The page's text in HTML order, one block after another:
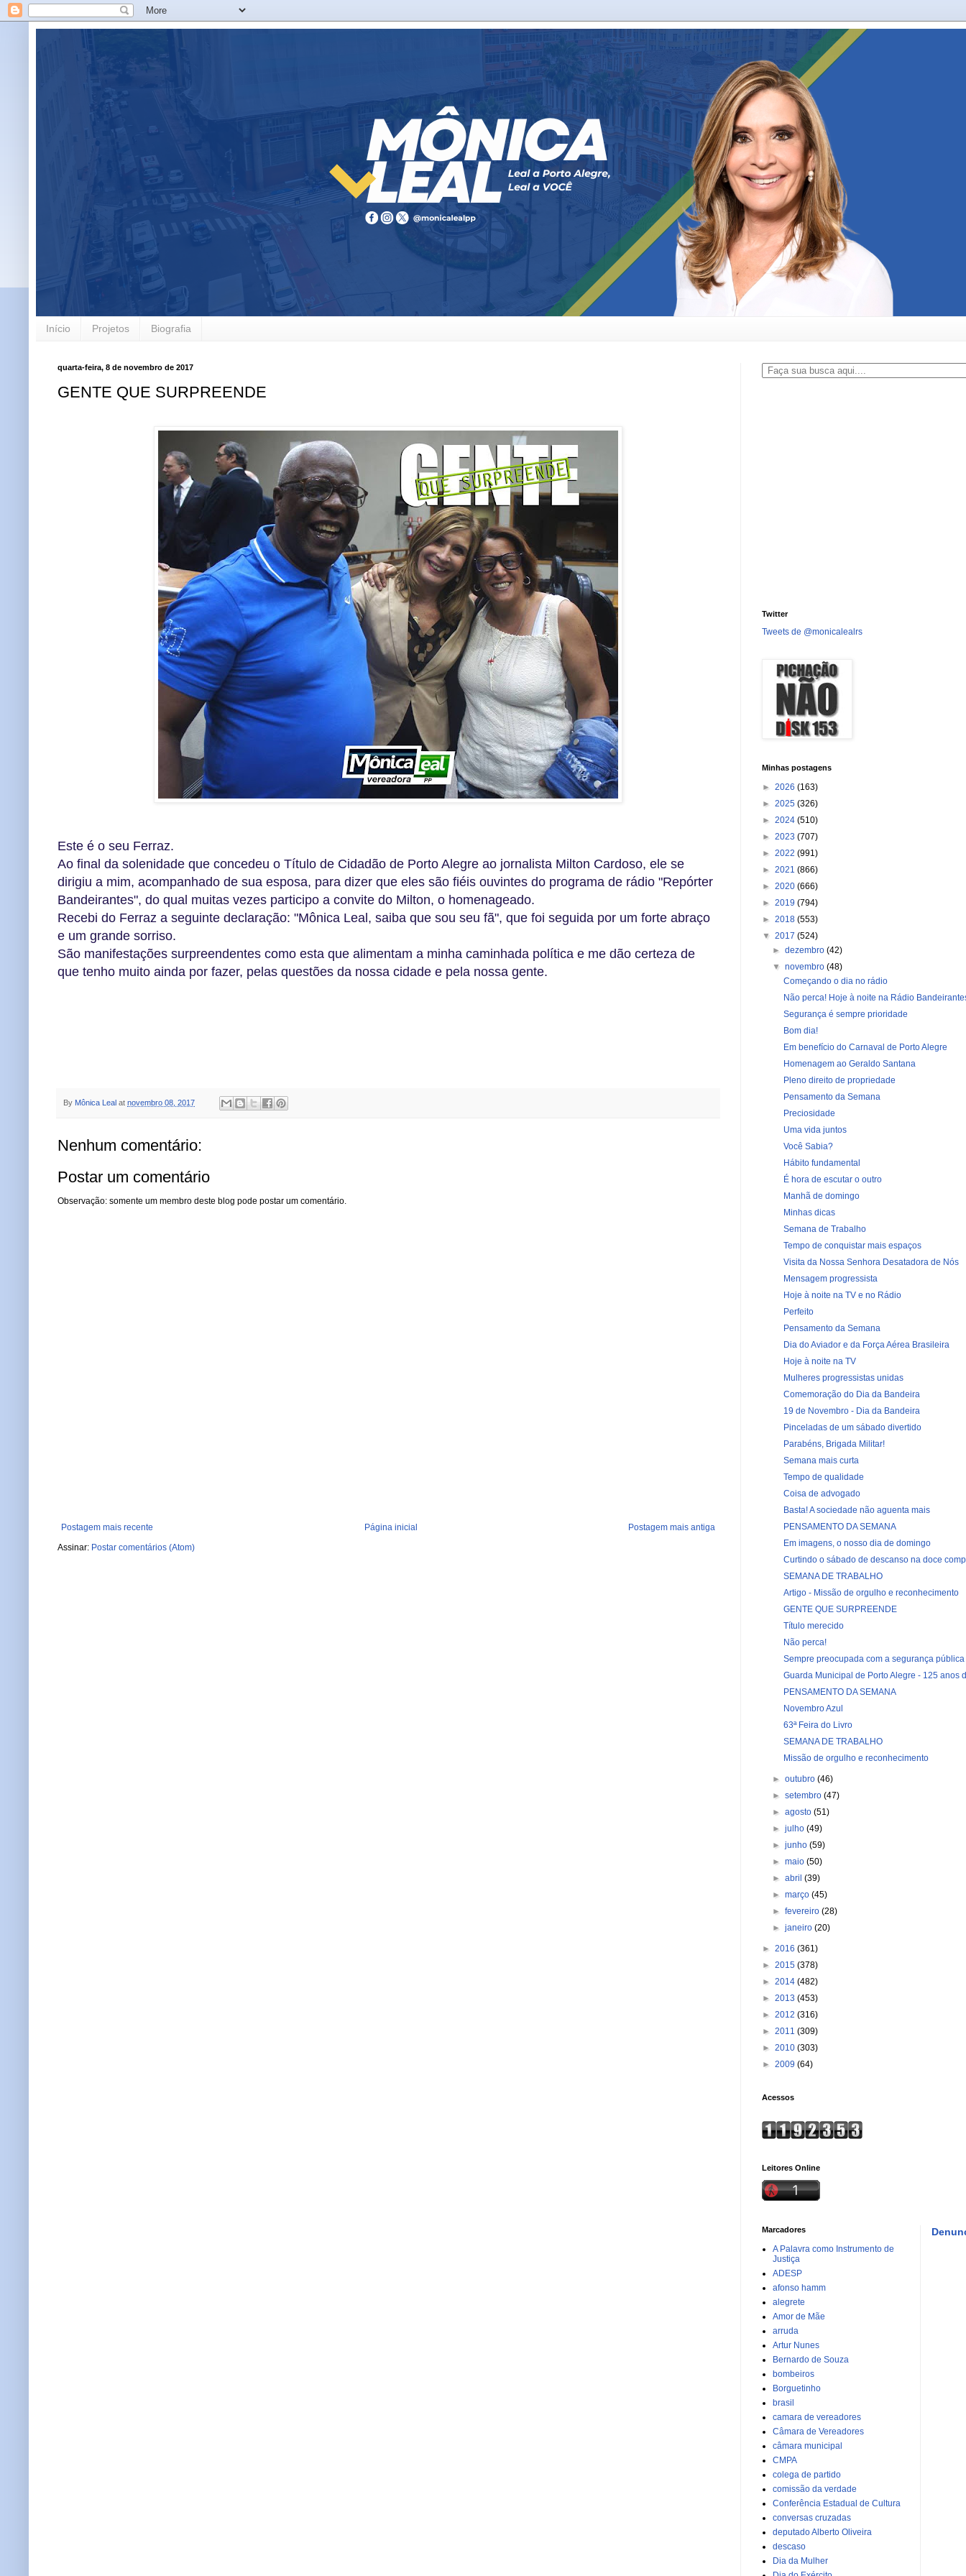
Início Projetos Biografia
quarta-feira, 8 de novembro de 2017
GENTE QUE SURPREENDE
Este é o seu Ferraz.
Ao final da solenidade que concedeu o Título de Cidadão de Porto Alegre ao jornalista Milton Cardoso, ele se
dirigiu a mim, acompanhado de sua esposa, para dizer que eles são fiéis ouvintes do programa de rádio "Repórter
Bandeirantes", do qual muitas vezes participo a convite do Milton, o homenageado.
Recebi do Ferraz a seguinte declaração: "Mônica Leal, saiba que sou seu fã", que foi seguida por um forte abraço
e um grande sorriso.
São manifestações surpreendentes como esta que alimentam a minha caminhada política e me dão certeza de
que tenho muito ainda por fazer, pelas questões da nossa cidade e pela nossa gente.
By Mônica Leal at novembro 08, 2017
Nenhum comentário:
Postar um comentário
Observação: somente um membro deste blog pode postar um comentário.
Postagem mais recente Postagem mais antiga
Página inicial
Assinar: Postar comentários (Atom)
Twitter
Tweets de @monicalealrs
Minhas postagens
► 2026 (163)
► 2025 (326)
► 2024 (510)
► 2023 (707)
► 2022 (991)
► 2021 (866)
► 2020 (666)
► 2019 (794)
► 2018 (553)
▼ 2017 (524)
►dezembro(42)
▼novembro(48)
Começando o dia no rádio
Não perca! Hoje à noite na Rádio
Segurança é sempre prioridade
Bom dia!
Em benefício do Carnaval de Porto Alegre
Homenagem ao Geraldo Santana
Pleno direito de propriedade
Pensamento da Semana
Preciosidade
Uma vida juntos
Você Sabia?
Hábito fundamental
É hora de escutar o outro
Manhã de domingo
Minhas dicas
Semana de Trabalho
Tempo de conquistar mais espaços
Visita da Nossa Senhora Desatadora de Nós
Mensagem progressista
Hoje à noite na TV e no Rádio
Perfeito
Pensamento da Semana
Dia do Aviador e da Força Aérea Brasileira
Hoje à noite na TV
Mulheres progressistas unidas
Comemoração do Dia da Bandeira
19 de Novembro - Dia da Bandeira
Pinceladas de um sábado divertido
Parabéns, Brigada Militar!
Semana mais curta
Tempo de qualidade
Coisa de advogado
Basta! A sociedade não aguenta mais
PENSAMENTO DA SEMANA
Em imagens, o nosso dia de domingo
Curtindo o sábado de descanso na doce
SEMANA DE TRABALHO
Artigo - Missão de orgulho e reconhecimento
GENTE QUE SURPREENDE
Título merecido
Não perca!
Sempre preocupada com a segurança pública
Guarda Municipal de Porto Alegre - 125 anos
PENSAMENTO DA SEMANA
Novembro Azul
63ª Feira do Livro
SEMANA DE TRABALHO
Missão de orgulho e reconhecimento
►outubro(46)
►setembro(47)
►agosto(51)
►julho(49)
►junho(59)
►maio(50)
►abril(39)
►março(45)
►fevereiro(28)
►janeiro(20)
► 2016 (361)
► 2015 (378)
► 2014 (482)
► 2013 (453)
► 2012 (316)
► 2011 (309)
► 2010 (303)
► 2009 (64)
Acessos
Leitores Online
Marcadores
A Palavra como Instrumento de
Justiça
ADESP
afonso hamm
alegrete
Amor de Mãe
arruda
Artur Nunes
Bernardo de Souza
bombeiros
Borguetinho
brasil
camara de vereadores
Câmara de Vereadores
câmara municipal
CMPA
colega de partido
comissão da verdade
Conferência Estadual de Cultura
conversas cruzadas
deputado Alberto Oliveira
descaso
Dia da Mulher